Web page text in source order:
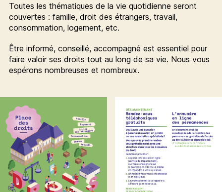
Toutes les thématiques de la vie quotidienne seront
couvertes : famille, droit des étrangers, travail,
consommation, logement, etc.
Être informé, conseillé, accompagné est essentiel pour
faire valoir ses droits tout au long de sa vie. Nous vous
espérons nombreuses et nombreux.